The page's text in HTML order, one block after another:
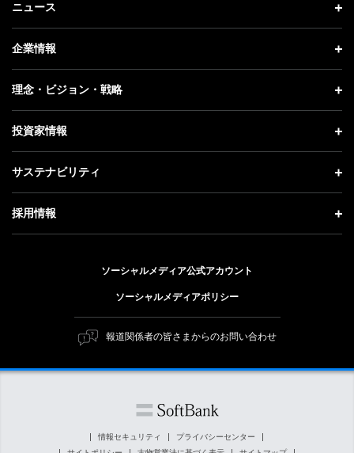
ニュース
ニュース トップ
プレスリリース
更新情報
記者説明会
企業情報
企業情報 トップ
社長メッセージ
事業紹介
ガバナンス
理念・ビジョン・戦略
理念・ビジョン・戦略 トップ
成長戦略「Activate AI for Society」
人材戦略
投資家情報
投資家情報 トップ
経営方針
個人投資家の皆さまへ
株式と社債について
サステナビリティ
サステナビリティ トップ
トップメッセージ
ESG方針・体制
マテリアリティ（重要課題）
ESGの主な取り組み
外部評価・イニシアチブ
採用情報
障がい者採用
ソフトバンク クルー採用
ソーシャルメディア公式アカウント
ソーシャルメディアポリシー
報道関係者の皆さまからのお問い合わせ
情報セキュリティ
プライバシーセンター